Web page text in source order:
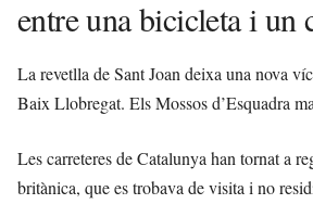
entre una bicicleta i un
La revetlla de Sant Joan deixa una nova
Baix Llobregat. Els Mossos d’Esquadra
Les carreteres de Catalunya han tornat a
britànica, que es trobava de visita i no